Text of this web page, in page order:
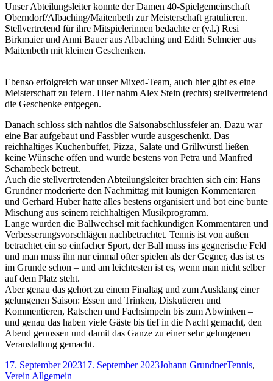
Unser Abteilungsleiter konnte der Damen 40-Spielgemeinschaft
Oberndorf/Albaching/Maitenbeth zur Meisterschaft gratulieren.
Stellvertretend für ihre Mitspielerinnen bedachte er (v.l.) Resi
Birkmaier und Anni Bauer aus Albaching und Edith Selmeier aus
Maitenbeth mit kleinen Geschenken.
Ebenso erfolgreich war unser Mixed-Team, auch hier gibt es eine
Meisterschaft zu feiern. Hier nahm Alex Stein (rechts) stellvertretend
die Geschenke entgegen.
Danach schloss sich nahtlos die Saisonabschlussfeier an. Dazu war
eine Bar aufgebaut und Fassbier wurde ausgeschenkt. Das
reichhaltiges Kuchenbuffet, Pizza, Salate und Grillwürstl ließen
keine Wünsche offen und wurde bestens von Petra und Manfred
Schambeck betreut.
Auch die stellvertretenden Abteilungsleiter brachten sich ein: Hans
Grundner moderierte den Nachmittag mit launigen Kommentaren
und Gerhard Huber hatte alles bestens organisiert und bot eine bunte
Mischung aus seinem reichhaltigen Musikprogramm.
Lange wurden die Ballwechsel mit fachkundigen Kommentaren und
Verbesserungsvorschlägen nachbetrachtet. Tennis ist von außen
betrachtet ein so einfacher Sport, der Ball muss ins gegnerische Feld
und man muss ihn nur einmal öfter spielen als der Gegner, das ist es
im Grunde schon – und am leichtesten ist es, wenn man nicht selber
auf dem Platz steht.
Aber genau das gehört zu einem Finaltag und zum Ausklang einer
gelungenen Saison: Essen und Trinken, Diskutieren und
Kommentieren, Ratschen und Fachsimpeln bis zum Abwinken –
und genau das haben viele Gäste bis tief in die Nacht gemacht, den
Abend genossen und damit das Ganze zu einer sehr gelungenen
Veranstaltung gemacht.
Veröffentlicht
am
17. September 202317. September 2023Autor
Johann GrundnerKategorien
Tennis,
Verein Allgemein